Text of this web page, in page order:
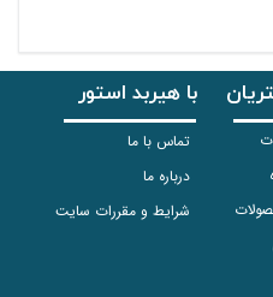
با هیربد استور
تماس با ما
درباره ما
شرایط و مقررات سایت